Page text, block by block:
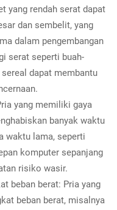
yang rendah serat dapat
dan sembelit, yang
dalam pengembangan
serat seperti buah-
sereal dapat membantu
yang memiliki gaya
banyak waktu
waktu lama, seperti
komputer sepanjang
risiko wasir.
beban berat: Pria yang
beban berat, misalnya